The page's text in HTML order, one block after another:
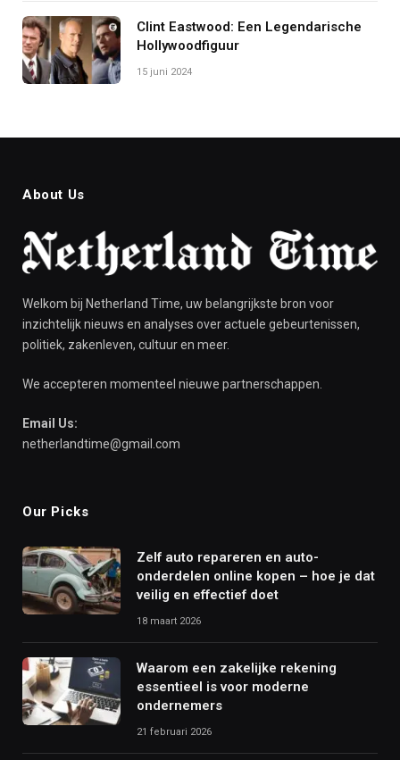
Clint Eastwood: Een Legendarische
Hollywoodfiguur
15 juni 2024
About Us
Welkom bij Netherland Time, uw belangrijkste bron voor
inzichtelijk nieuws en analyses over actuele gebeurtenissen,
politiek, zakenleven, cultuur en meer.
We accepteren momenteel nieuwe partnerschappen.
Email Us:
netherlandtime@gmail.com
Our Picks
Zelf auto repareren en auto-
onderdelen online kopen – hoe je dat
veilig en effectief doet
18 maart 2026
Waarom een zakelijke rekening
essentieel is voor moderne
ondernemers
21 februari 2026